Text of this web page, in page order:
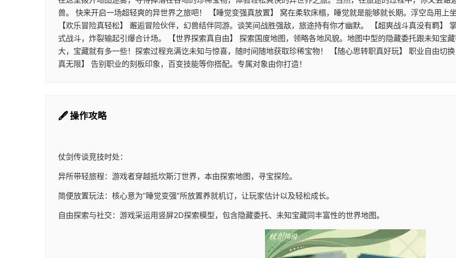
兽。 快来开启一场超轻爽的异世界之旅吧！ 【睡觉变强真放置】 窝在柔软床榻，睡觉就是能够就长期。浮空岛用上
【欢乐冒险真轻松】 邂逅冒险伙伴，幻兽结伴同游。谈笑间战胜强敌，旅途持有你才幽默。 【超爽战斗真没有羁】
式战斗，炸裂输起引爆合计场。 【世界探索真自由】 探索国度地图，领略各地风貌。地图中型的隐藏委托跟未知宝
大，宝藏就有多一些！探索过程充满讫未知与惊喜，随时间随地获取珍稀宝物！ 【随心思转职真好玩】 职业自由切
真无限】 告别职业的刻板印象，百变技能等你搭配。专属对象由你打造！
🖋️ 操作攻略
仗剑传谈竞技时处：
异所带轻旅程：游戏者穿越抵坎斯汀世界，本由探索地图，寻宝探险。
简便放置玩法：核心意为“睡觉变强”所放置养就机订，让玩家估计以及轻松成长。
自由探索与社交：游戏采运用竖屏2D探索模型，包含隐藏委托、未知宝藏同丰富性的世界地图。